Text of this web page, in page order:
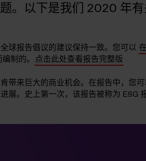
。以下是我们 2020 年
球报告倡议的建议保持一致。您可以
制的。 点击此处查看报告完整版
带来巨大的商业机会。在报告中，您可
展。史上第一次，该报告被称为 ESG